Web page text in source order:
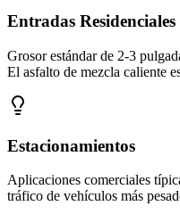
Entradas Residenciales
Grosor estándar de 2-3
El asfalto de mezcla caliente
Estacionamientos
Aplicaciones comerciales
tráfico de vehículos más